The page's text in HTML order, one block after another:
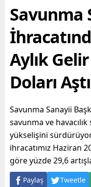
Savunma
Aylık
Doları Aştı
Savunma Sanayii
savunma ve
yükselişini
ihracatımız Haziran
göre yüzde 29,6
Paylaş Tweetle